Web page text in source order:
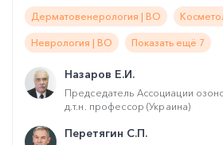
Дерматовенерология | ВО
Неврология | ВО Показать ещё 7
Назаров Е.И.
Председатель Ассоциации
д.т.н. профессор (Украина)
Перетягин С.П.